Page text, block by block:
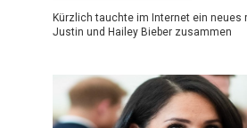
Kürzlich tauchte im Internet ein neues
Justin und Hailey Bieber zusammen